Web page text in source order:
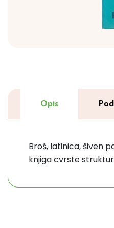
Opis
Broš, latinica, šiven
knjiga cvrste